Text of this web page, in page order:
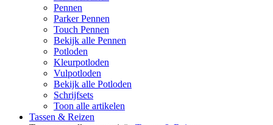
Pennen
Parker Pennen
Touch Pennen
Bekijk alle Pennen
Potloden
Kleurpotloden
Vulpotloden
Bekijk alle Potloden
Schrijfsets
Toon alle artikelen
Tassen & Reizen